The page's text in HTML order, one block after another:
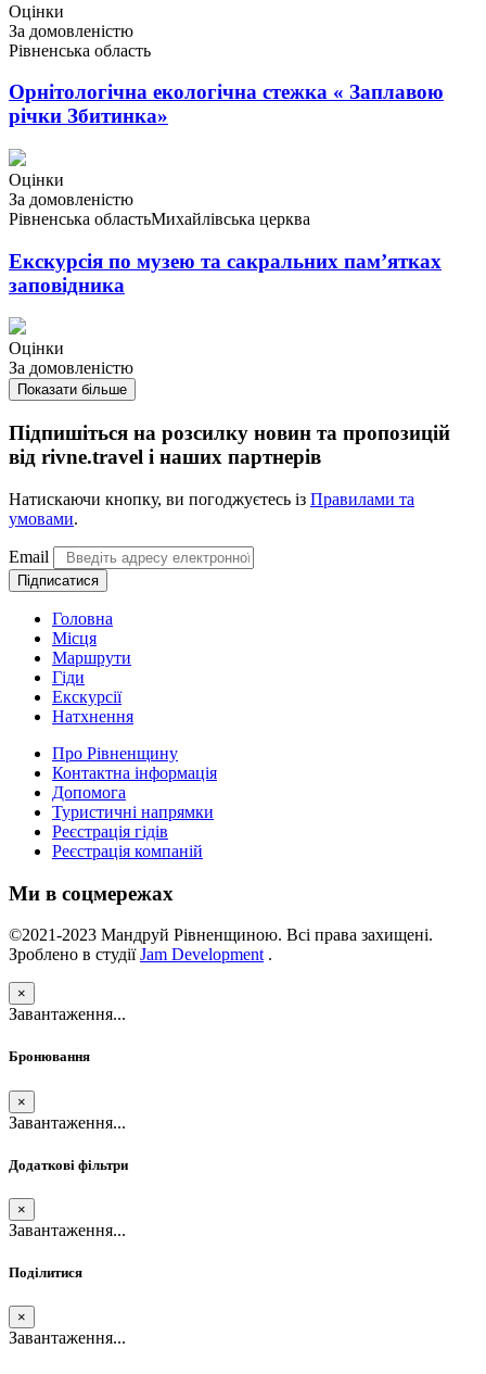
Оцінки
За домовленістю
Рівненська область
Орнітологічна екологічна стежка « Заплавою
річки Збитинка»
Оцінки
За домовленістю
Рівненська областьМихайлівська церква
Екскурсія по музею та сакральних пам’ятках
заповідника
Оцінки
За домовленістю
Показати більше
Підпишіться на розсилку новин та пропозицій
від rivne.travel і наших партнерів
Натискаючи кнопку, ви погоджуєтесь із Правилами та
умовами.
Email
Підписатися
Головна
Місця
Маршрути
Гіди
Екскурсії
Натхнення
Про Рівненщину
Контактна інформація
Допомога
Туристичні напрямки
Реєстрація гідів
Реєстрація компаній
Ми в соцмережах
©2021-2023 Мандруй Рівненщиною. Всі права захищені.
Зроблено в студіїJam Development .
×
Завантаження...
Бронювання
×
Завантаження...
Додаткові фільтри
×
Завантаження...
Поділитися
×
Завантаження...